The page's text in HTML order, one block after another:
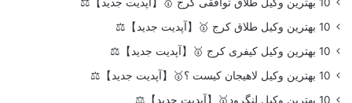
10 بهترین وکیل طلاق کرج 🥇【آپدیت جدید】⚖️
10 بهترین وکیل کیفری کرج 🥇【آپدیت جدید】⚖️
10 بهترین وکیل لاهیجان کیست ؟🥇【آپدیت جدید】⚖️
10 بهترین وکیل لنگرود🥇【آپدیت جدید】⚖️